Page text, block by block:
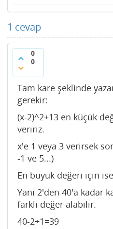
1 cevap
0
0
Tam kare şeklinde
gerekir:
(x-2)^2+13 en küçük
veririz.
x'e 1 veya 3 verirsek
-1 ve 5...)
En büyük değeri için
Yani 2'den 40'a kadar
farklı değer alabilir.
40-2+1=39